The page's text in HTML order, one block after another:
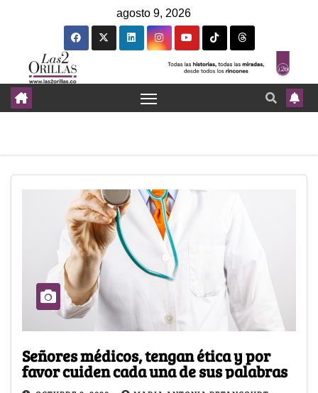
agosto 9, 2026
Señores médicos, tengan ética y por
favor cuiden cada una de sus palabras